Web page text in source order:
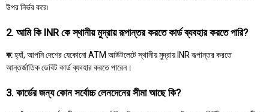
উপর নির্ভর করে৷
2. আমি কি INR কে স্থানীয় মুদ্রায় রূপান্তর করতে কার্ড ব্যবহার করতে পারি?
ক:হ্যাঁ, আপনি দেশের যেকোনো ATM আউটলেটে স্থানীয় মুদ্রায় INR রূপান্তর করতে
আন্তর্জাতিক ডেবিট কার্ড ব্যবহার করতে পারেন।
3. কার্ডের জন্য কোন সর্বোচ্চ লেনদেনের সীমা আছে কি?